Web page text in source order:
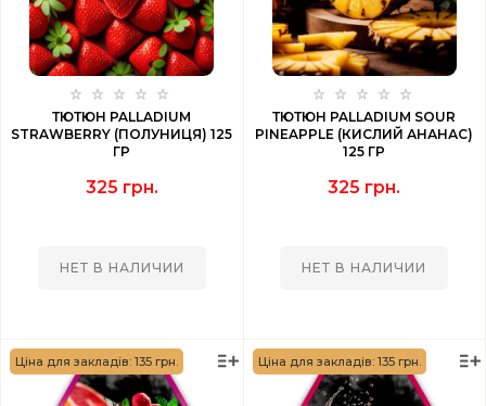
ТЮТЮН PALLADIUM
STRAWBERRY (ПОЛУНИЦЯ) 125
ГР
325 грн.
НЕТ В НАЛИЧИИ
ТЮТЮН PALLADIUM SOUR
PINEAPPLE (КИСЛИЙ АНАНАС)
125 ГР
325 грн.
НЕТ В НАЛИЧИИ
Ціна для закладів: 135 грн. Ціна для закладів: 135 грн.